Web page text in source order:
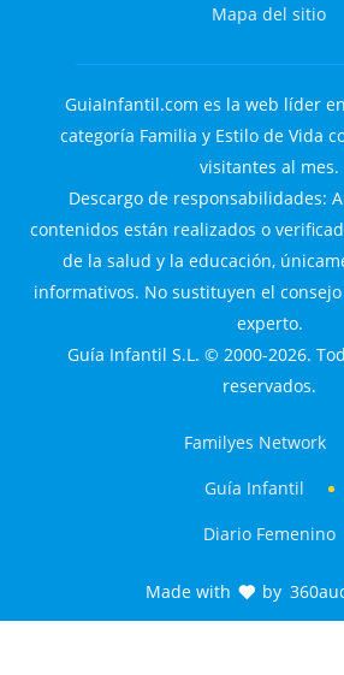
Mapa del sitio
GuiaInfantil.com es la web líder
categoría Familia y Estilo de Vida
visitantes al mes.
Descargo de responsabilidades:
contenidos están realizados o
de la salud y la educación,
informativos. No sustituyen el
experto.
Guía Infantil S.L. © 2000-2026.
reservados.
Familyes Network
Guía Infantil
Diario Femenino
Made with by